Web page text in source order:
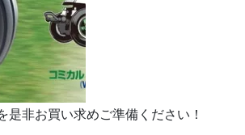
非お買い求めご準備ください！